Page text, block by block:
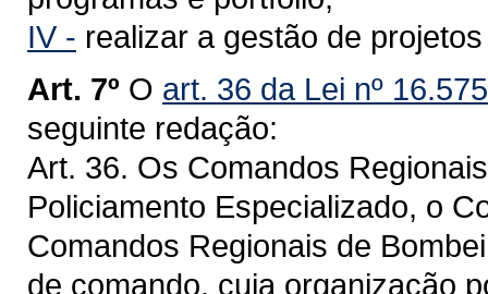
IV - realizar a gestão de
Art. 7º O art. 36 da Lei nº
seguinte redação:
Art. 36. Os Comandos
Policiamento Especializado, o
Comandos Regionais de
de comando, cuja organização